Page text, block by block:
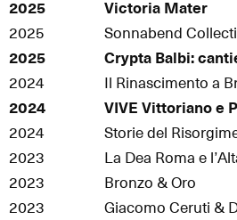
2025
Victoria Mater
2025 Sonnabend
2025 Crypta Balbi:
2024 Il Rinascimento a
2024 VIVE Vittoriano e
2024
Storie del
2023
La Dea Roma e
2023
Bronzo & Oro
2023
Giacomo Ceruti &